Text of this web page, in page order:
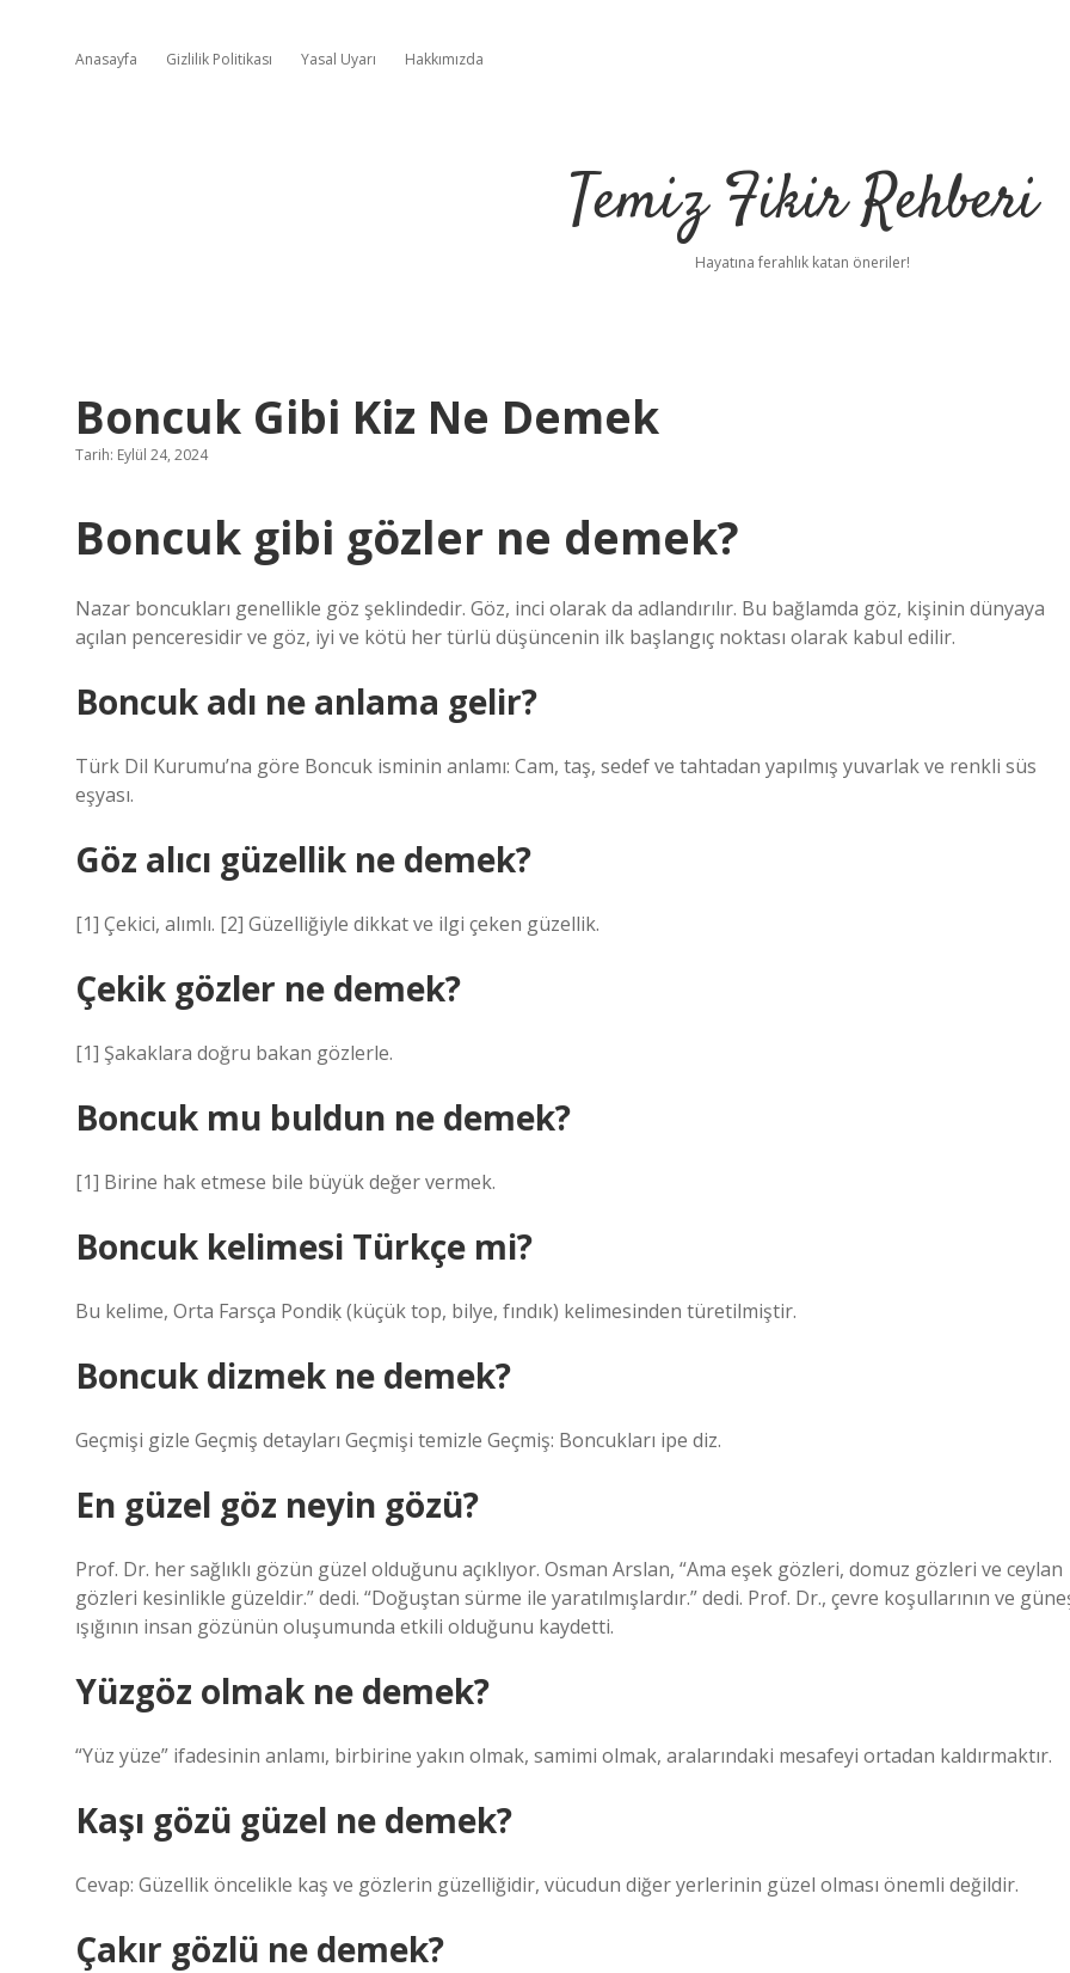
Anasayfa Gizlilik Politikası Yasal Uyarı Hakkımızda
Temiz Fikir Rehberi
Hayatına ferahlık katan öneriler!
Boncuk Gibi Kiz Ne Demek
Tarih: Eylül 24, 2024
Boncuk gibi gözler ne demek?
Nazar boncukları genellikle göz şeklindedir. Göz, inci olarak da adlandırılır. Bu bağlamda göz, kişinin dünyaya
açılan penceresidir ve göz, iyi ve kötü her türlü düşüncenin ilk başlangıç ​​noktası olarak kabul edilir.
Boncuk adı ne anlama gelir?
Türk Dil Kurumu’na göre Boncuk isminin anlamı: Cam, taş, sedef ve tahtadan yapılmış yuvarlak ve renkli süs
eşyası.
Göz alıcı güzellik ne demek?
[1] Çekici, alımlı. [2] Güzelliğiyle dikkat ve ilgi çeken güzellik.
Çekik gözler ne demek?
[1] Şakaklara doğru bakan gözlerle.
Boncuk mu buldun ne demek?
[1] Birine hak etmese bile büyük değer vermek.
Boncuk kelimesi Türkçe mi?
Bu kelime, Orta Farsça Pondiḳ (küçük top, bilye, fındık) kelimesinden türetilmiştir.
Boncuk dizmek ne demek?
Geçmişi gizle Geçmiş detayları Geçmişi temizle Geçmiş: Boncukları ipe diz.
En güzel göz neyin gözü?
Prof. Dr. her sağlıklı gözün güzel olduğunu açıklıyor. Osman Arslan, “Ama eşek gözleri, domuz gözleri ve ceylan
gözleri kesinlikle güzeldir.” dedi. “Doğuştan sürme ile yaratılmışlardır.” dedi. Prof. Dr., çevre koşullarının ve
ışığının insan gözünün oluşumunda etkili olduğunu kaydetti.
Yüzgöz olmak ne demek?
“Yüz yüze” ifadesinin anlamı, birbirine yakın olmak, samimi olmak, aralarındaki mesafeyi ortadan kaldırmaktır.
Kaşı gözü güzel ne demek?
Cevap: Güzellik öncelikle kaş ve gözlerin güzelliğidir, vücudun diğer yerlerinin güzel olması önemli değildir.
Çakır gözlü ne demek?